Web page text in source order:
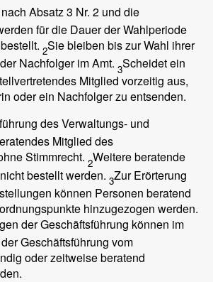
Absatz 3 Nr. 2 und die
für die Dauer der Wahlperiode
2Sie bleiben bis zur Wahl ihrer
Nachfolger im Amt. 3Scheidet ein
Mitglied vorzeitig aus,
oder ein Nachfolger zu entsenden.
des Verwaltungs- und
Mitglied des
Stimmrecht. 2Weitere beratende
bestellt werden. 3Zur Erörterung
können Personen beratend
hinzugezogen werden.
der Geschäftsführung können im
Geschäftsführung vom
oder zeitweise beratend